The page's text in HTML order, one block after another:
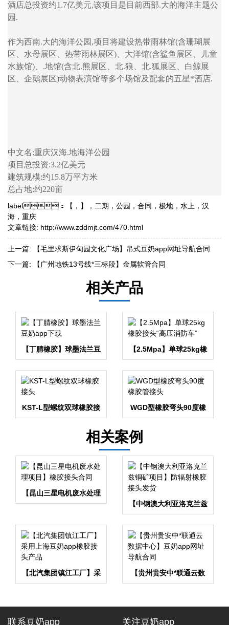
酒店总投资约1.7亿美元,该项目是目前西部.大的海洋主题公
园.
作为西南.大的海洋公园,项目将建设热带雨林馆(含珊瑚展
区、水母展区、热带雨林展区)、大洋馆(含鲨鱼展区、儿童
水族馆)、.地馆(含北.熊展区、北.狼、北.狐展区、白鲸展
区、企鹅展区)动物表演馆等多个场馆及配套的五星*酒店.
中文名:重庆汉海.地海洋公园
项目总投资:3.2亿美元
建筑规模:约15.8万平方米
总占地:约220亩
label： 【 ， 】 ， 二期 ， 公园 ， 合同 ， 极地 ， 水上 ， 汉
海 ， 重庆
文章链接: http://www.zddmjt.com/470.html
上一篇:
【毛里求斯伊甸园文化广场】吊式豆奶app网址导航合同
下一篇:
【广州地铁13号线*三标段】金属软管合同
相关产品
【丁腈橡胶】球墨法兰豆
奶app下载
【2.5Mpa】单球25kg橡
胶接头“高压消防车”
KST-L型螺纹双球橡胶接
头
WGD型橡胶弯头90度橡
胶管接头
相关案例
【昆山三星电机废水处理
项目】橡胶接头合同
【中钢澳大利亚洛克兰兹
铜矿项目】防辐射橡胶接
头发货
【北汽集团镇江工厂】采
用上海豆奶app橡胶接头
【贵州贵安中*联通云数
据中心】豆奶app网址导
联系豆奶app 关注豆奶app